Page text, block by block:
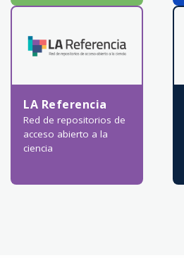
LA Referencia
Red de repositorios de
acceso abierto a la
ciencia